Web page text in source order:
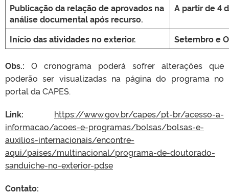
Publicação da relação de aprovados na
análise documental após recurso.
A partir de 4
Início das atividades no exterior. Setembro e
Obs.: O cronograma poderá sofrer alterações que
poderão ser visualizadas na página do programa no
portal da CAPES.
Link:
https://www.gov.br/capes/pt-br/acesso-a-
informacao/acoes-e-programas/bolsas/bolsas-e-
auxilios-internacionais/encontre-
aqui/paises/multinacional/programa-de-doutorado-
sanduiche-no-exterior-pdse
Contato: